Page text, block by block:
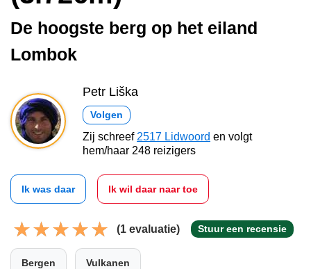
De hoogste berg op het eiland
Lombok
Petr Liška
Volgen
Zij schreef 2517 Lidwoord en volgt
hem/haar 248 reizigers
Ik was daar Ik wil daar naar toe
(1 evaluatie) Stuur een recensie
Bergen Vulkanen